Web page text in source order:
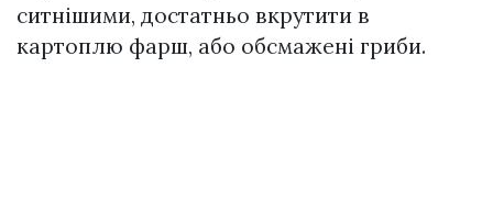
ситнішими, достатньо вкрутити в
картоплю фарш, або обсмажені гриби.